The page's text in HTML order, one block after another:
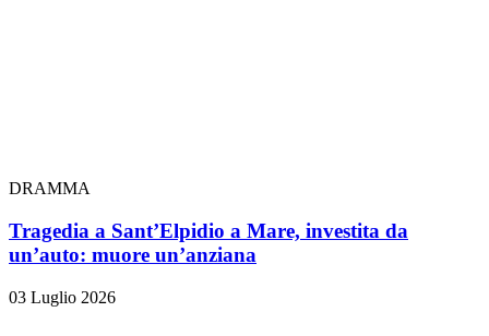
DRAMMA
Tragedia a Sant’Elpidio a Mare, investita da
un’auto: muore un’anziana
03 Luglio 2026